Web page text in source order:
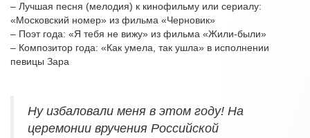
– Лучшая песня (мелодия) к кинофильму или сериалу:
«Московский номер» из фильма «Черновик»
– Поэт года: «Я тебя не вижу» из фильма «Жили-были»
– Композитор года: «Как умела, так ушла» в исполнении
певицы Зара
Ну избаловали меня в этом году! На
церемонии вручения Российской